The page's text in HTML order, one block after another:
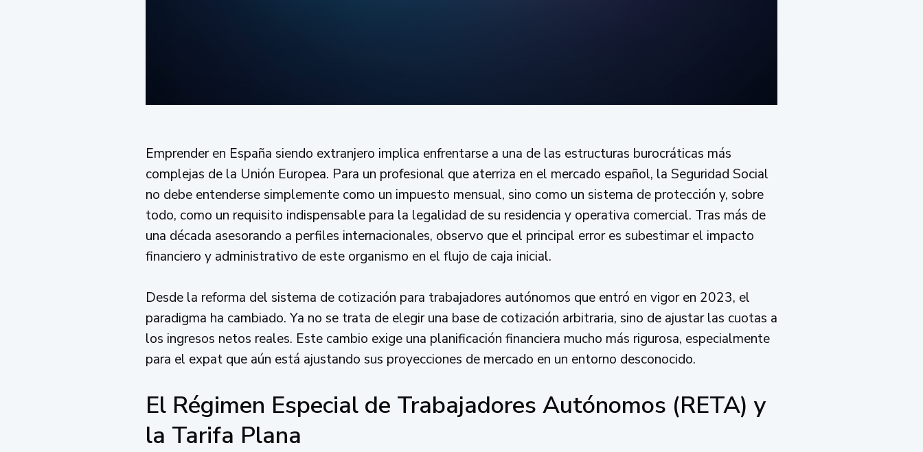
Emprender en España siendo extranjero implica enfrentarse a una de las estructuras burocráticas más
complejas de la Unión Europea. Para un profesional que aterriza en el mercado español, la Seguridad Social
no debe entenderse simplemente como un impuesto mensual, sino como un sistema de protección y, sobre
todo, como un requisito indispensable para la legalidad de su residencia y operativa comercial. Tras más de
una década asesorando a perfiles internacionales, observo que el principal error es subestimar el impacto
financiero y administrativo de este organismo en el flujo de caja inicial.
Desde la reforma del sistema de cotización para trabajadores autónomos que entró en vigor en 2023, el
paradigma ha cambiado. Ya no se trata de elegir una base de cotización arbitraria, sino de ajustar las cuotas a
los ingresos netos reales. Este cambio exige una planificación financiera mucho más rigurosa, especialmente
para el expat que aún está ajustando sus proyecciones de mercado en un entorno desconocido.
El Régimen Especial de Trabajadores Autónomos (RETA) y
la Tarifa Plana